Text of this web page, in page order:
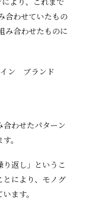
合わせていたもの
み合わせたものに
合わせたパターン
。
り返し」というこ
とにより、モノグ
ます。